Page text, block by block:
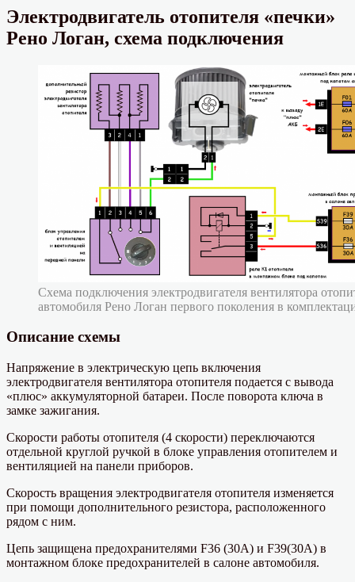
Электродвигатель отопителя «печки»
Рено Логан, схема подключения
Схема подключения электродвигателя вентилятора
автомобиля Рено Логан первого поколения в
Описание схемы
Напряжение в электрическую цепь включения
электродвигателя вентилятора отопителя подается с вывода
«плюс» аккумуляторной батареи. После поворота ключа в
замке зажигания.
Скорости работы отопителя (4 скорости) переключаются
отдельной круглой ручкой в блоке управления отопителем и
вентиляцией на панели приборов.
Скорость вращения электродвигателя отопителя изменяется
при помощи дополнительного резистора, расположенного
рядом с ним.
Цепь защищена предохранителями F36 (30A) и F39(30A) в
монтажном блоке предохранителей в салоне автомобиля.